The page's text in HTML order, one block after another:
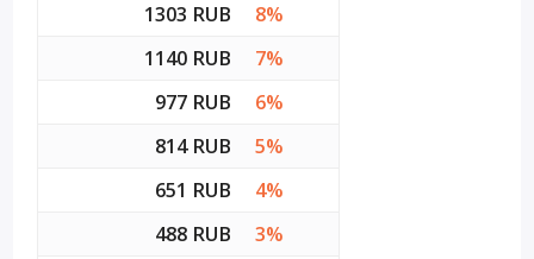
1303 RUB
8%
1140 RUB
7%
977 RUB
6%
814 RUB
5%
651 RUB
4%
488 RUB
3%